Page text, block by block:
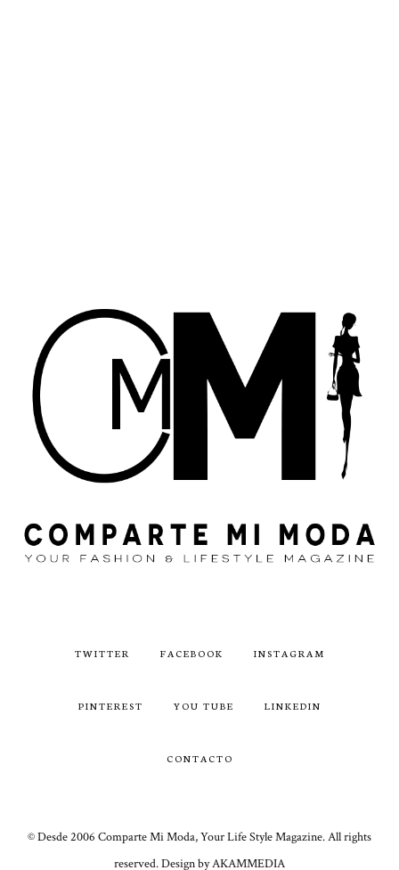
TWITTER FACEBOOK INSTAGRAM
PINTEREST YOU TUBE LINKEDIN
CONTACTO
© Desde 2006 Comparte Mi Moda, Your Life Style Magazine. All rights
reserved. Design by AKAMMEDIA